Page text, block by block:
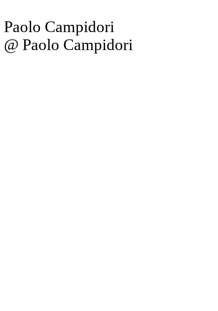
Paolo Campidori
@ Paolo Campidori